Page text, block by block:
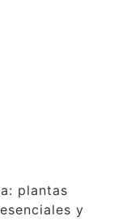
plantas
y